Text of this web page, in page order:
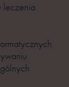
leczenia